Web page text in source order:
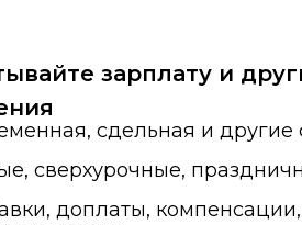
сдельная и
сверхурочные,
доплаты,
зарплату и